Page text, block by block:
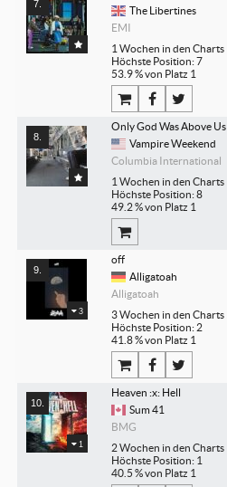
The Libertines
EMI
1 Wochen in den Charts
Höchste Position: 7
53.9 % von Platz 1
Only God Was Above Us
Vampire Weekend
Columbia International
1 Wochen in den Charts
Höchste Position: 8
49.2 % von Platz 1
3
off
Alligatoah
Alligatoah
3 Wochen in den Charts
Höchste Position: 2
41.8 % von Platz 1
1
Heaven :x: Hell
Sum 41
BMG
2 Wochen in den Charts
Höchste Position: 1
40.5 % von Platz 1